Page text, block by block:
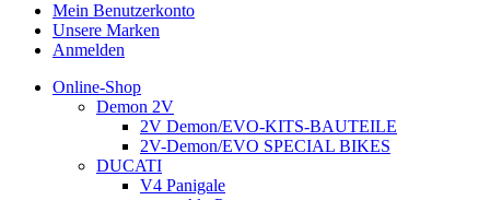
Mein Benutzerkonto
Unsere Marken
Anmelden
Online-Shop
Demon 2V
2V Demon/EVO-KITS-BAUTEILE
2V-Demon/EVO SPECIAL BIKES
DUCATI
V4 Panigale